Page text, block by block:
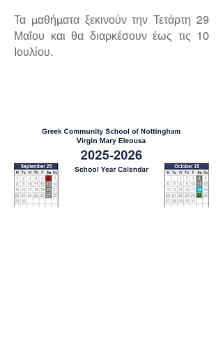
Τα μαθήματα ξεκινούν την Τετάρτη 29
Μαΐου και θα διαρκέσουν έως τις 10
Ιουλίου.